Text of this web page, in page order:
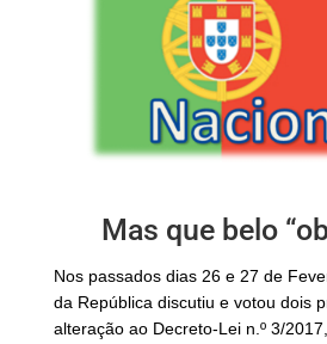
Mas que belo
Nos passados dias 26 e 27 de
da República discutiu e votou dois
alteração ao Decreto-Lei n.º 3/